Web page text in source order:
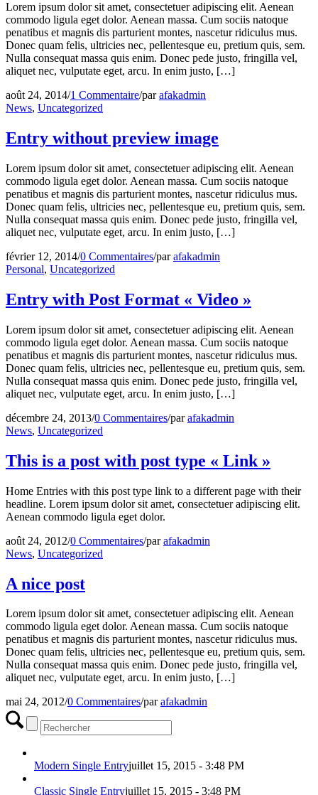
Lorem ipsum dolor sit amet, consectetuer adipiscing elit. Aenean
commodo ligula eget dolor. Aenean massa. Cum sociis natoque
penatibus et magnis dis parturient montes, nascetur ridiculus mus.
Donec quam felis, ultricies nec, pellentesque eu, pretium quis, sem.
Nulla consequat massa quis enim. Donec pede justo, fringilla vel,
aliquet nec, vulputate eget, arcu. In enim justo, […]
août 24, 2014/1 Commentaire/parafakadmin
News, Uncategorized
Entry without preview image
Lorem ipsum dolor sit amet, consectetuer adipiscing elit. Aenean
commodo ligula eget dolor. Aenean massa. Cum sociis natoque
penatibus et magnis dis parturient montes, nascetur ridiculus mus.
Donec quam felis, ultricies nec, pellentesque eu, pretium quis, sem.
Nulla consequat massa quis enim. Donec pede justo, fringilla vel,
aliquet nec, vulputate eget, arcu. In enim justo, […]
février 12, 2014/0 Commentaires/parafakadmin
Personal, Uncategorized
Entry with Post Format « Video »
Lorem ipsum dolor sit amet, consectetuer adipiscing elit. Aenean
commodo ligula eget dolor. Aenean massa. Cum sociis natoque
penatibus et magnis dis parturient montes, nascetur ridiculus mus.
Donec quam felis, ultricies nec, pellentesque eu, pretium quis, sem.
Nulla consequat massa quis enim. Donec pede justo, fringilla vel,
aliquet nec, vulputate eget, arcu. In enim justo, […]
décembre 24, 2013/0 Commentaires/parafakadmin
News, Uncategorized
This is a post with post type « Link »
Home Entries with this post type link to a different page with their
headline. Lorem ipsum dolor sit amet, consectetuer adipiscing elit.
Aenean commodo ligula eget dolor.
août 24, 2012/0 Commentaires/parafakadmin
News, Uncategorized
A nice post
Lorem ipsum dolor sit amet, consectetuer adipiscing elit. Aenean
commodo ligula eget dolor. Aenean massa. Cum sociis natoque
penatibus et magnis dis parturient montes, nascetur ridiculus mus.
Donec quam felis, ultricies nec, pellentesque eu, pretium quis, sem.
Nulla consequat massa quis enim. Donec pede justo, fringilla vel,
aliquet nec, vulputate eget, arcu. In enim justo, […]
mai 24, 2012/0 Commentaires/parafakadmin
Modern Single Entryjuillet 15, 2015 - 3:48 PM
Classic Single Entryjuillet 15, 2015 - 3:48 PM